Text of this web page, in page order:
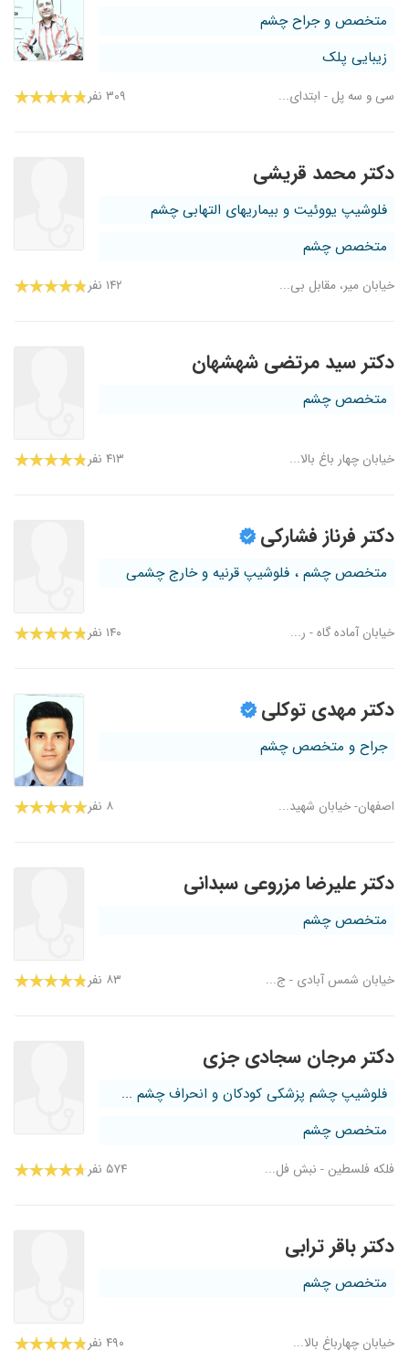
متخصص و جراح چشم
زیبایی پلک
سی و سه پل - ابتدای... ۳۰۹ نفر
دکتر محمد قریشی
فلوشیپ یووئیت و بیماریهای التهابی چشم
متخصص چشم
خیابان میر، مقابل بی... ۱۴۲ نفر
دکتر سید مرتضی شهشهان
متخصص چشم
خیابان چهار باغ بالا... ۴۱۳ نفر
دکتر فرناز فشارکی
متخصص چشم ، فلوشیپ قرنیه و خارج چشمی
خیابان آماده گاه - ر... ۱۴۰ نفر
دکتر مهدی توکلی
جراح و متخصص چشم
اصفهان- خیابان شهید... ۸ نفر
دکتر علیرضا مزروعی سبدانی
متخصص چشم
خیابان شمس آبادی - ج... ۸۳ نفر
دکتر مرجان سجادی جزی
فلوشیپ چشم پزشکی کودکان و انحراف چشم ...
متخصص چشم
فلکه فلسطین - نبش فل... ۵۷۴ نفر
دکتر باقر ترابی
متخصص چشم
خیابان چهارباغ بالا... ۴۹۰ نفر